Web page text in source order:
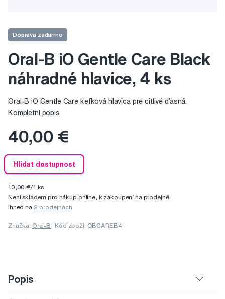
Doprava zadarmo
Oral-B iO Gentle Care Black
náhradné hlavice, 4 ks
Oral-B iO Gentle Care kefková hlavica pre citlivé ďasná.
Kompletní popis
40,00 €
Hlídat dostupnost
10,00 €/1 ks
Není skladem pro nákup online, k zakoupení na prodejně
Ihned na 2 prodejnách
Značka: Oral-B Kód zboží: OBCAREB4
Popis